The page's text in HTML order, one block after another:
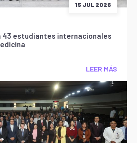
15 JUL 2026
43 estudiantes internacionales
LEER MÁS